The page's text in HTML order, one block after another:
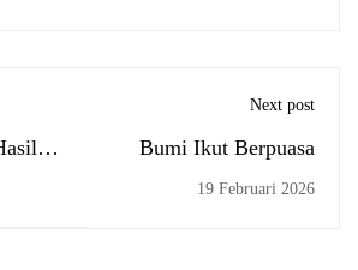
Next post
Bumi Ikut Berpuasa
19 Februari 2026